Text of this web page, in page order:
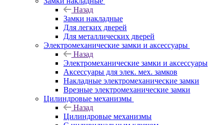
Назад
Замки накладные
Для легких дверей
Для металлических дверей
Электромеханические замки и аксессуары
Назад
Электромеханические замки и аксессуары
Аксессуары для элек. мех. замков
Накладные электромеханические замки
Врезные электромеханические замки
Цилиндровые механизмы
Назад
Цилиндровые механизмы